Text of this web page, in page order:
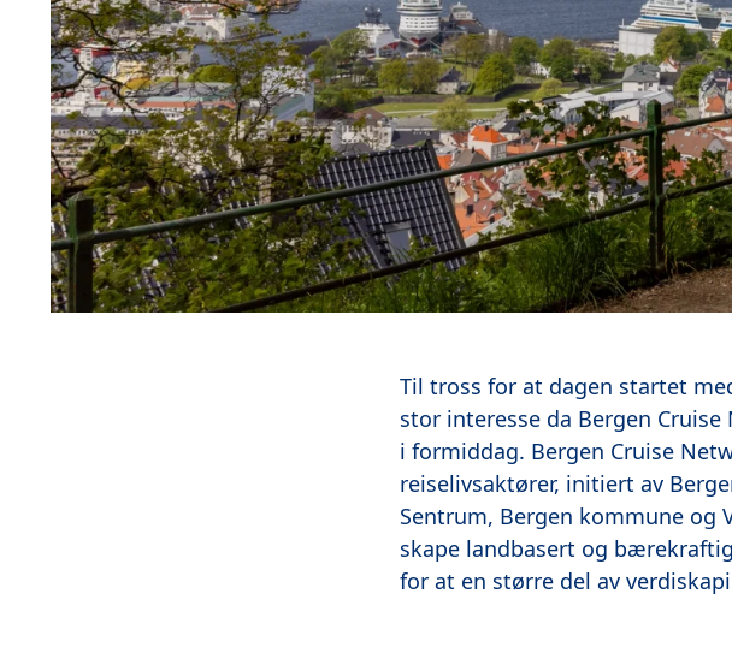
Til tross for at dagen startet
stor interesse da Bergen
i formiddag. Bergen Cruise
reiselivsaktører, initiert av
Sentrum, Bergen kommune og
skape landbasert og
for at en større del av